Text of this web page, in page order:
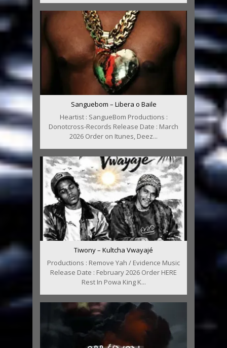
Sanguebom – Libera o Baile
Heartist : SangueBom Productions :
Donotcross-Records Release Date : March
2026 Order on Itunes, Deez...
Tiwony – Kultcha Vwayajé
Productions : Remove Yah / Evidence Music
Release Date : February 2026 Order HERE
Rest In Powa King K...